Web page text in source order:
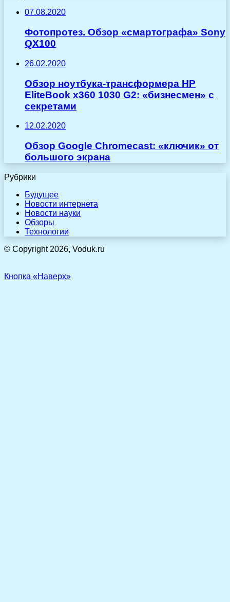
07.08.2020
Фотопротез. Обзор «смартографа» Sony
QX100
26.02.2020
Обзор ноутбука-трансформера HP
EliteBook x360 1030 G2: «бизнесмен» с
секретами
12.02.2020
Обзор Google Chromecast: «ключик» от
большого экрана
Рубрики
Будущее
Новости интернета
Новости науки
Обзоры
Технологии
© Copyright 2026, Voduk.ru
Кнопка «Наверх»